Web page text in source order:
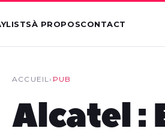
À PROPOSCONTACT
ACCUEIL› PUB
Alcatel :